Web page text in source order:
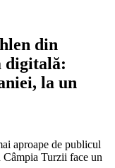
din
digitală:
la un
aproape de publicul
Turzii face un